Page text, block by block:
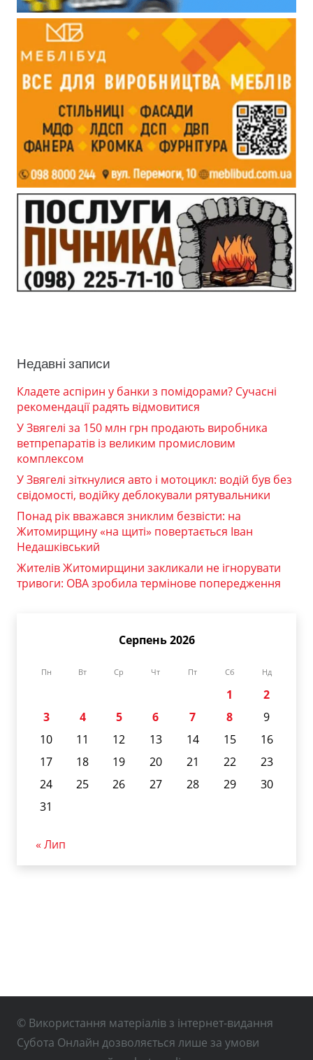
Недавні записи
Кладете аспірин у банки з помідорами? Сучасні
рекомендації радять відмовитися
У Звягелі за 150 млн грн продають виробника
ветпрепаратів із великим промисловим
комплексом
У Звягелі зіткнулися авто і мотоцикл: водій був без
свідомості, водійку деблокували рятувальники
Понад рік вважався зниклим безвісти: на
Житомирщину «на щиті» повертається Іван
Недашківський
Жителів Житомирщини закликали не ігнорувати
тривоги: ОВА зробила термінове попередження
Серпень 2026
Пн Вт Ср Чт Пт Сб Нд
1
2
3
4 5 6 7 8
9
10
11 12 13 14 15
16
17
18 19 20 21 22
23
24
25 26 27 28 29
30
31
« Лип
© Використання матеріалів з інтернет-видання
Субота Онлайн дозволяється лише за умови